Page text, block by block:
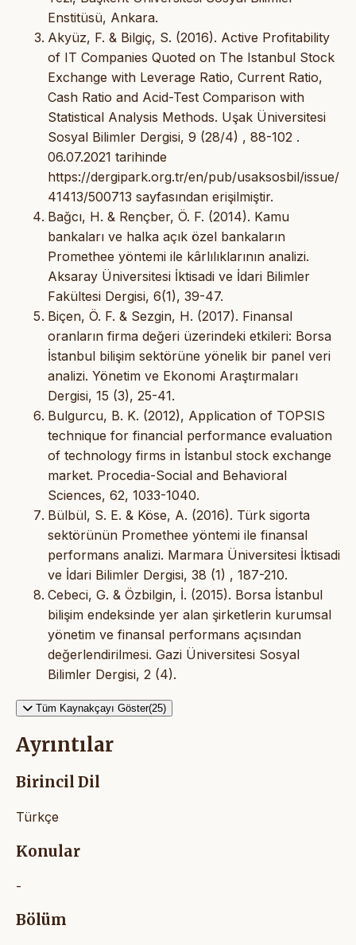
Enstitüsü, Ankara.
Akyüz, F. & Bilgiç, S. (2016). Active Profitability
of IT Companies Quoted on The Istanbul Stock
Exchange with Leverage Ratio, Current Ratio,
Cash Ratio and Acid-Test Comparison with
Statistical Analysis Methods. Uşak Üniversitesi
Sosyal Bilimler Dergisi, 9 (28/4) , 88-102 .
06.07.2021 tarihinde
https://dergipark.org.tr/en/pub/usaksosbil/issue/
41413/500713 sayfasından erişilmiştir.
Bağcı, H. & Rençber, Ö. F. (2014). Kamu
bankaları ve halka açık özel bankaların
Promethee yöntemi ile kârlılıklarının analizi.
Aksaray Üniversitesi İktisadi ve İdari Bilimler
Fakültesi Dergisi, 6(1), 39-47.
Biçen, Ö. F. & Sezgin, H. (2017). Finansal
oranların firma değeri üzerindeki etkileri: Borsa
İstanbul bilişim sektörüne yönelik bir panel veri
analizi. Yönetim ve Ekonomi Araştırmaları
Dergisi, 15 (3), 25-41.
Bulgurcu, B. K. (2012), Application of TOPSIS
technique for financial performance evaluation
of technology firms in İstanbul stock exchange
market. Procedia-Social and Behavioral
Sciences, 62, 1033-1040.
Bülbül, S. E. & Köse, A. (2016). Türk sigorta
sektörünün Promethee yöntemi ile finansal
performans analizi. Marmara Üniversitesi İktisadi
ve İdari Bilimler Dergisi, 38 (1) , 187-210.
Cebeci, G. & Özbilgin, İ. (2015). Borsa İstanbul
bilişim endeksinde yer alan şirketlerin kurumsal
yönetim ve finansal performans açısından
değerlendirilmesi. Gazi Üniversitesi Sosyal
Bilimler Dergisi, 2 (4).
Tüm Kaynakçayı Göster(25)
Ayrıntılar
Birincil Dil
Türkçe
Konular
-
Bölüm